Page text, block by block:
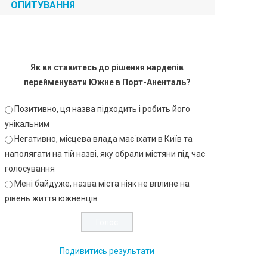
ОПИТУВАННЯ
Як ви ставитесь до рішення нардепів
перейменувати Южне в Порт-Аненталь?
Позитивно, ця назва підходить і робить його
унікальним
Негативно, місцева влада має їхати в Київ та
наполягати на тій назві, яку обрали містяни під час
голосування
Мені байдуже, назва міста ніяк не вплине на
рівень життя южненців
Подивитись результати